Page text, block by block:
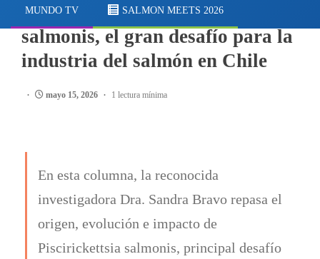
MUNDO TV SALMON MEETS 2026
Columna: Piscirickettsia
salmonis, el gran desafío para la
industria del salmón en Chile
mayo 15, 2026 1 lectura mínima
En esta columna, la reconocida
investigadora Dra. Sandra Bravo repasa el
origen, evolución e impacto de
Piscirickettsia salmonis, principal desafío